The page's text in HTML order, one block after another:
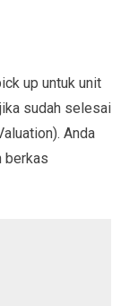
up untuk unit
sudah selesai
Anda
berkas